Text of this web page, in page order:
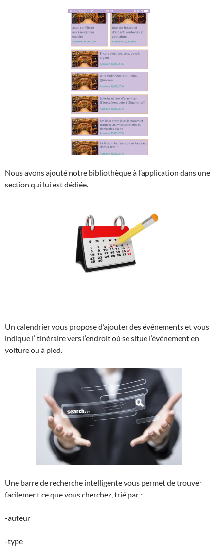
Nous avons ajouté notre bibliothèque à l’application dans une
section qui lui est dédiée.
Un calendrier vous propose d’ajouter des événements et vous
indique l’itinéraire vers l’endroit où se situe l’événement en
voiture ou à pied.
Une barre de recherche intelligente vous permet de trouver
facilement ce que vous cherchez, trié par :
-auteur
-type